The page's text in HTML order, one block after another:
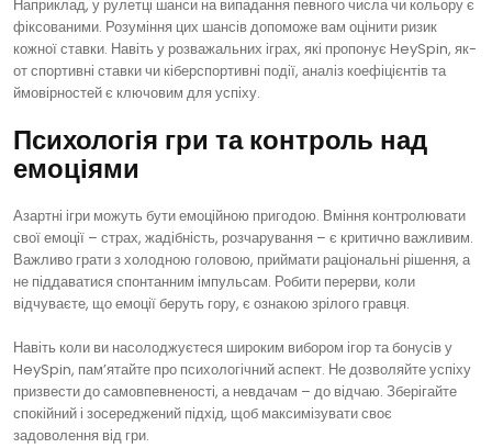
Наприклад, у рулетці шанси на випадання певного числа чи кольору є
фіксованими. Розуміння цих шансів допоможе вам оцінити ризик
кожної ставки. Навіть у розважальних іграх, які пропонує HeySpin, як-
от спортивні ставки чи кіберспортивні події, аналіз коефіцієнтів та
ймовірностей є ключовим для успіху.
Психологія гри та контроль над
емоціями
Азартні ігри можуть бути емоційною пригодою. Вміння контролювати
свої емоції – страх, жадібність, розчарування – є критично важливим.
Важливо грати з холодною головою, приймати раціональні рішення, а
не піддаватися спонтанним імпульсам. Робити перерви, коли
відчуваєте, що емоції беруть гору, є ознакою зрілого гравця.
Навіть коли ви насолоджуєтеся широким вибором ігор та бонусів у
HeySpin, пам’ятайте про психологічний аспект. Не дозволяйте успіху
призвести до самовпевненості, а невдачам – до відчаю. Зберігайте
спокійний і зосереджений підхід, щоб максимізувати своє
задоволення від гри.